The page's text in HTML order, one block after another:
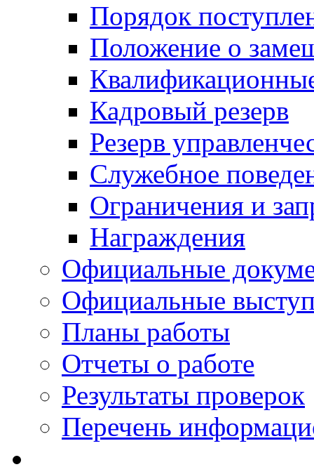
Порядок
Положение о
Кадровый резерв
Резерв
Служебное
Ограничения и
Награждения
Официальные
Официальные
Планы работы
Отчеты о работе
Результаты проверок
Перечень